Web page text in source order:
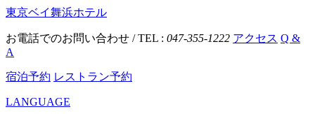
東京ベイ舞浜ホテル
お電話でのお問い合わせ / TEL : 047-355-1222 アクセス Q &
A
宿泊予約 レストラン予約
LANGUAGE